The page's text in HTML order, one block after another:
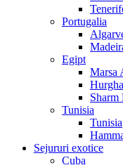
Portugalia
Egipt
Marsa
Sharm
Tunisia
Tunisia
Sejururi exotice
Cuba